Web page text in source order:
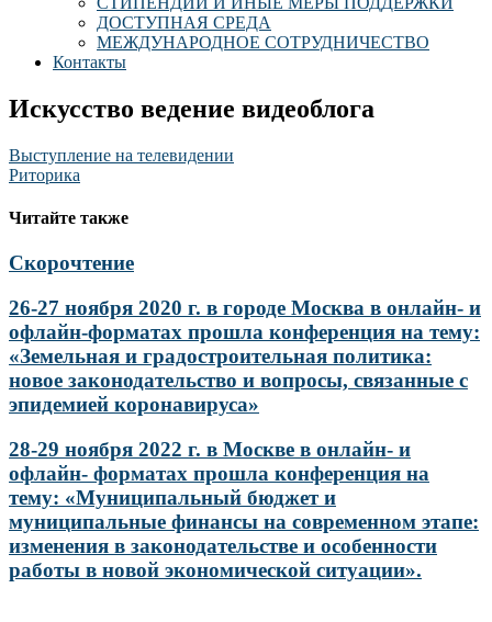
ДОСТУПНАЯ СРЕДА
МЕЖДУНАРОДНОЕ СОТРУДНИЧЕСТВО
Контакты
Искусство ведение видеоблога
Навигация
по
записям
Выступление на телевидении
Риторика
Читайте также
Скорочтение
26-27 ноября 2020 г. в городе Москва в онлайн- и
офлайн-форматах прошла конференция на тему:
«Земельная и градостроительная политика:
новое законодательство и вопросы, связанные с
эпидемией коронавируса»
28-29 ноября 2022 г. в Москве в онлайн- и
офлайн- форматах прошла конференция на
тему: «Муниципальный бюджет и
муниципальные финансы на современном этапе:
изменения в законодательстве и особенности
работы в новой экономической ситуации».